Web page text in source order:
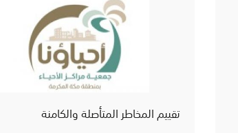
تقييم المخاطر المتأصلة والكامنة